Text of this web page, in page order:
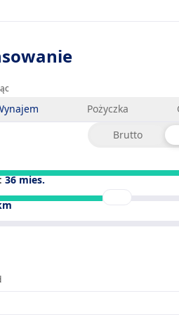
Pożyczka
Brutto
36mies.